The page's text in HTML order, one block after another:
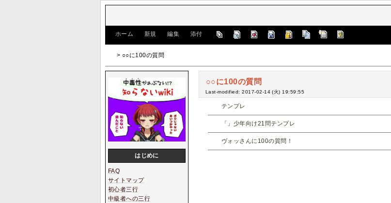
ホーム 新規 編集 添付
> ○○に100の質問
○○に100の質問
Last-modified: 2017-02-14 (火) 19:59:55
テンプレ
「」少年向け21問テンプレ
ヴォッさんに100の質問！
はじめに
FAQ
サイトマップ
初心者三行
中級者への三行